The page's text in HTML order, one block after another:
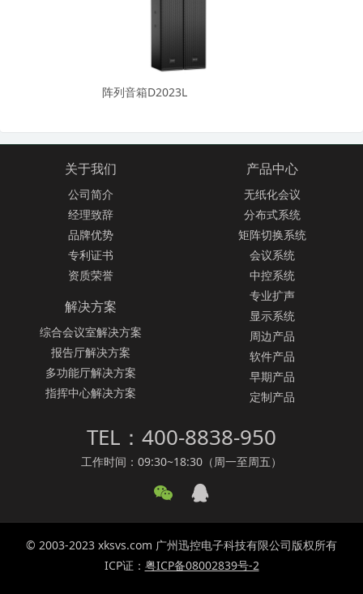
阵列音箱D2023L
关于我们
公司简介
经理致辞
品牌优势
专利证书
资质荣誉
产品中心
无纸化会议
分布式系统
矩阵切换系统
会议系统
中控系统
专业扩声
显示系统
周边产品
软件产品
早期产品
定制产品
解决方案
综合会议室解决方案
报告厅解决方案
多功能厅解决方案
指挥中心解决方案
TEL：400-8838-950
工作时间：09:30~18:30（周一至周五）
© 2003-2023 xksvs.com 广州迅控电子科技有限公司版权所有
ICP证： 粤ICP备08002839号-2